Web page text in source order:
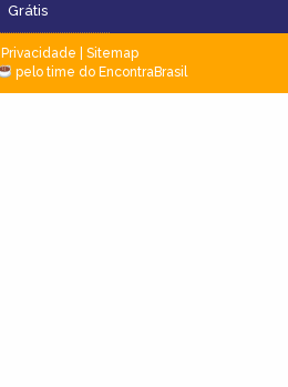
Grátis
Privacidade
Sitemap
pelo time do EncontraBrasil